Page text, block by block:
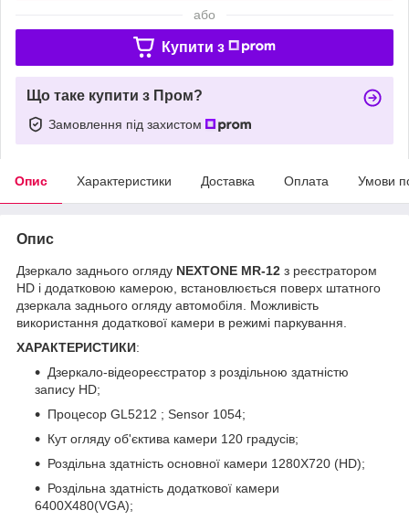
або
Купити з
Що таке купити з Пром?
Замовлення під захистом
Опис Характеристики Доставка Оплата Умови
Опис
Дзеркало заднього огляду NEXTONE MR-12 з реєстратором
HD і додатковою камерою, встановлюється поверх штатного
дзеркала заднього огляду автомобіля. Можливість
використання додаткової камери в режимі паркування.
ХАРАКТЕРИСТИКИ:
Дзеркало-відеореєстратор з роздільною здатністю
запису HD;
Процесор GL5212 ; Sensor 1054;
Кут огляду об'єктива камери 120 градусів;
Роздільна здатність основної камери 1280X720 (HD);
Роздільна здатність додаткової камери
6400X480(VGA);